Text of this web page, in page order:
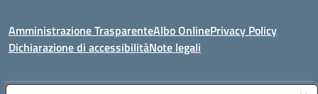
Amministrazione TrasparenteAlbo OnlinePrivacy Policy
Dichiarazione di accessibilitàNote legali